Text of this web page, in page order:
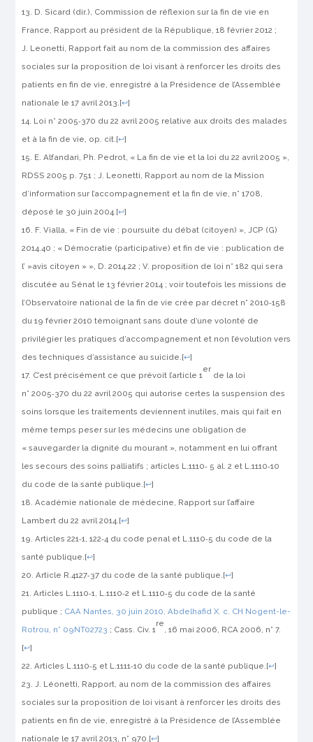
D. Sicard (dir.), Commission de réflexion sur la fin de vie en
France, Rapport au président de la République, 18 février 2012 ;
J. Leonetti, Rapport fait au nom de la commission des affaires
sociales sur la proposition de loi visant à renforcer les droits des
patients en fin de vie, enregistré à la Présidence de l’Assemblée
nationale le 17 avril 2013.[↩]
Loi n° 2005‑370 du 22 avril 2005 relative aux droits des malades
et à la fin de vie, op. cit.[↩]
E. Alfandari, Ph. Pedrot, « La fin de vie et la loi du 22 avril 2005 »,
RDSS 2005 p. 751 ; J. Leonetti, Rapport au nom de la Mission
d’information sur l’accompagnement et la fin de vie, n° 1708,
déposé le 30 juin 2004.[↩]
F. Vialla, « Fin de vie : poursuite du débat (citoyen) »,JCP (G)
2014.40 ; « Démocratie (participative) et fin de vie : publication de
l’ »avis citoyen » », D. 2014.22 ; V. proposition de loi n° 182 qui sera
discutée au Sénat le 13 février 2014 ; voir toutefois les missions de
l’Observatoire national de la fin de vie crée par décret n° 2010‑158
du 19 février 2010 témoignant sans doute d’une volonté de
privilégier les pratiques d’accompagnement et non l’évolution vers
des techniques d’assistance au suicide.[↩]
C’est précisément ce que prévoit l’article 1
er
de la loi
n° 2005‑370 du 22 avril 2005 qui autorise certes la suspension des
soins lorsque les traitements deviennent inutiles, mais qui fait en
même temps peser sur les médecins une obligation de
« sauvegarder la dignité du mourant », notamment en lui offrant
les secours des soins palliatifs ; articles L.1110‑ 5 al. 2 et L.1110‑10
du code de la santé publique.[↩]
Académie nationale de médecine, Rapport sur l’affaire
Lambert du 22 avril 2014.[↩]
Articles 221‑1, 122‑4 du code penal et L.1110‑5 du code de la
santé publique.[↩]
Article R.4127‑37 du code de la santé publique.[↩]
Articles L.1110‑1, L.1110‑2 et L.1110‑5 du code de la santé
publique ; CAA Nantes, 30 juin 2010,Abdelhafid X. c. CH Nogent-le-
Rotrou, n° 09NT02723 ; Cass. Civ. 1
re
, 16 mai 2006, RCA 2006, n° 7.
[↩]
Articles L.1110‑5 et L.1111‑10 du code de la santé publique.[↩]
J. Léonetti, Rapport, au nom de la commission des affaires
sociales sur la proposition de loi visant à renforcer les droits des
patients en fin de vie, enregistré à la Présidence de l’Assemblée
nationale le 17 avril 2013, n° 970.[↩]